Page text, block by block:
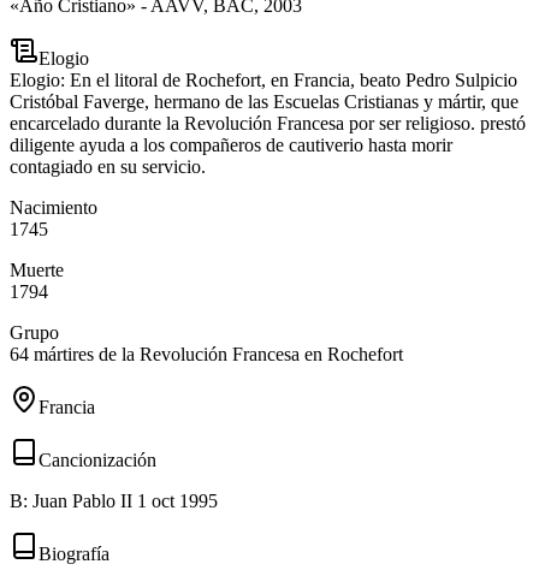
«Año Cristiano» - AAVV, BAC, 2003
Elogio
Elogio: En el litoral de Rochefort, en Francia, beato Pedro Sulpicio
Cristóbal Faverge, hermano de las Escuelas Cristianas y mártir, que
encarcelado durante la Revolución Francesa por ser religioso. prestó
diligente ayuda a los compañeros de cautiverio hasta morir
contagiado en su servicio.
Nacimiento
1745
Muerte
1794
Grupo
64 mártires de la Revolución Francesa en Rochefort
Francia
Cancionización
B: Juan Pablo II 1 oct 1995
Biografía